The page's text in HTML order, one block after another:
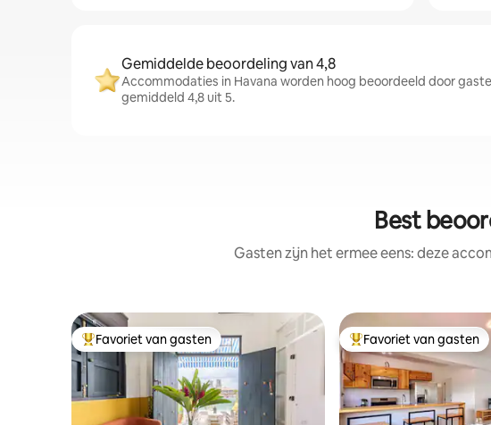
Gemiddelde beoordeling van 4,8
Accommodaties in Havana worden hoog beoordeeld door
gemiddeld 4,8 uit 5.
Best
Gasten zijn het ermee eens: deze
Topfavoriet van gasten
Favoriet van gasten Topfavoriet van gasten
Favoriet van gasten